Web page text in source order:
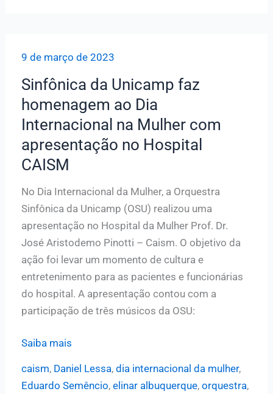
ensaio
ao
público
na
Sala
Almeida
9 de março de 2023
Sinfônica da Unicamp faz
homenagem ao Dia
Internacional na Mulher com
apresentação no Hospital
CAISM
No Dia Internacional da Mulher, a Orquestra
Sinfônica da Unicamp (OSU) realizou uma
apresentação no Hospital da Mulher Prof. Dr.
José Aristodemo Pinotti – Caism. O objetivo da
ação foi levar um momento de cultura e
entretenimento para as pacientes e funcionárias
do hospital. A apresentação contou com a
participação de três músicos da OSU:
Sinfônica
Unicamp
Saiba mais
caism, Daniel Lessa, dia internacional da mulher,
Eduardo Semêncio, elinar albuquerque, orquestra,